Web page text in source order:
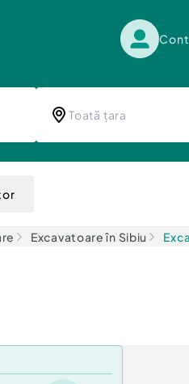
Excavatoare în Sibiu